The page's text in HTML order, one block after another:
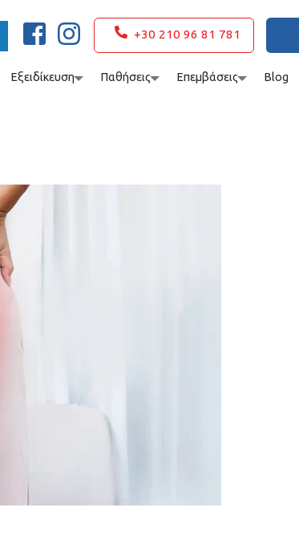
+30 210 96 81 781
Εξειδίκευση Παθήσεις Επεμβάσεις Blog